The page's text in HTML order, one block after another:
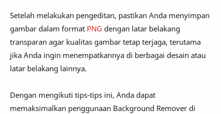
Setelah melakukan pengeditan, pastikan Anda menyimpan
gambar dalam format PNG dengan latar belakang
transparan agar kualitas gambar tetap terjaga, terutama
jika Anda ingin menempatkannya di berbagai desain atau
latar belakang lainnya.
Dengan mengikuti tips-tips ini, Anda dapat
memaksimalkan penggunaan Background Remover di